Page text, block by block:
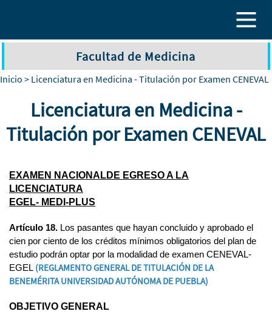
Facultad de Medicina
Inicio > Licenciatura en Medicina - Titulación por Examen CENEVAL
Licenciatura en Medicina -
Titulación por Examen CENEVAL
EXAMEN NACIONALDE EGRESO A LA
LICENCIATURA
EGEL- MEDI-PLUS
Artículo 18. Los pasantes que hayan concluido y aprobado el
cien por ciento de los créditos mínimos obligatorios del plan de
estudio podrán optar por la modalidad de examen CENEVAL-
EGEL (REGLAMENTO GENERAL DE TITULACIÓN DE LA
BENEMÉRITA UNIVERSIDAD AUTÓNOMA DE PUEBLA)
OBJETIVO GENERAL